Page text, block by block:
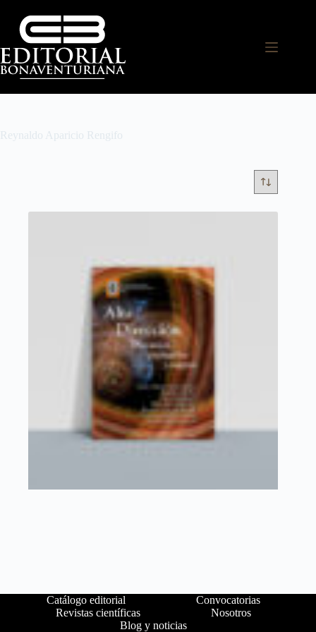
Reynaldo Aparicio Rengifo
Catálogo editorial
Convocatorias
Revistas científicas
Nosotros
Blog y noticias